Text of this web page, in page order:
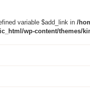
variable $add_link in /
wp-content/themes/